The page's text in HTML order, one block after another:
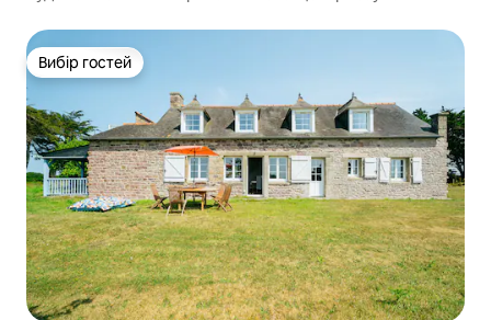
Вибір гостей
Вибір гостей